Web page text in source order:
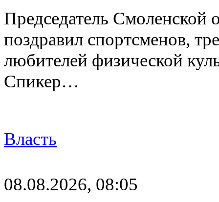
Председатель
поздравил спортсменов,
любителей физической
Спикер…
Власть
08.08.2026, 08:05